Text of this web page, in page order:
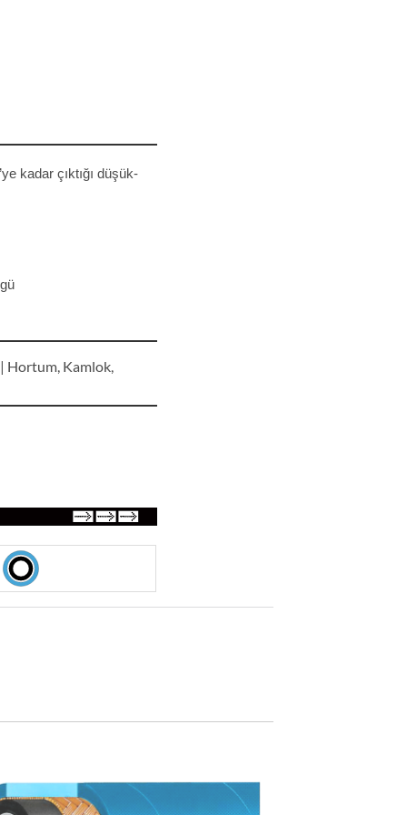
kadar çıktığı düşük-